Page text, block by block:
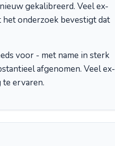
gekalibreerd. Veel ex-
onderzoek bevestigt dat
voor - met name in sterk
afgenomen. Veel ex-
te ervaren.